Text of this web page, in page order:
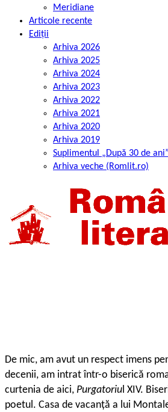
Meridiane
Articole recente
Ediții
Arhiva 2026
Arhiva 2025
Arhiva 2024
Arhiva 2023
Arhiva 2022
Arhiva 2021
Arhiva 2020
Arhiva 2019
Suplimentul „După 30 de ani”
Arhiva veche (Romlit.ro)
De mic, am avut un respect imens
decenii, am intrat într-o biserică
curtenia de aici, Purgatoriul XIV.
poetul. Casa de vacanță a lui